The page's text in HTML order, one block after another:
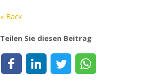
« Back
Teilen Sie diesen Beitrag
Teilen auf FacebookTeilen auf LinkedInTeilen auf TwitterTeilen per WhatsApp